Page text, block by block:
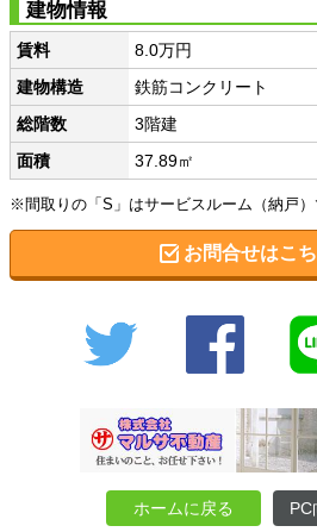
建物情報
賃料
8.0万円
建物構造
鉄筋コンクリート
総階数
3階建
面積
37.89㎡
※間取りの「S」はサービスルーム（納戸）
お問合せはこ
Twitter
ホームに戻る PC